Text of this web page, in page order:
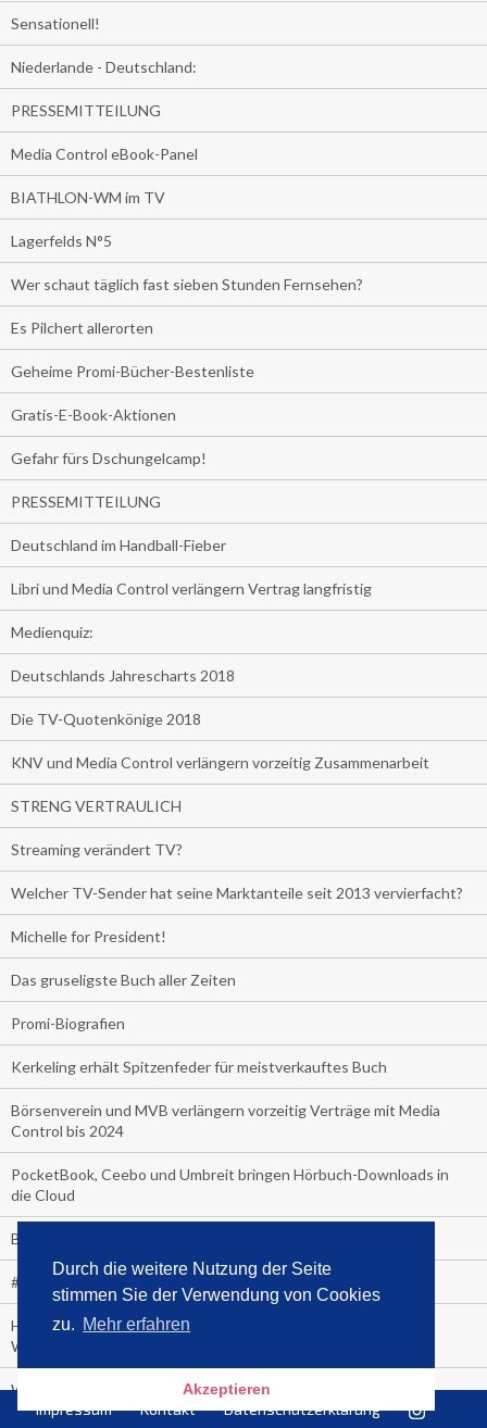
Durch die weitere Nutzung der Seite
stimmen Sie der Verwendung von Cookies
zu. Mehr erfahren
Akzeptieren
Sensationell!
Niederlande - Deutschland:
PRESSEMITTEILUNG
Media Control eBook-Panel
BIATHLON-WM im TV
Lagerfelds N°5
Wer schaut täglich fast sieben Stunden Fernsehen?
Es Pilchert allerorten
Geheime Promi-Bücher-Bestenliste
Gratis-E-Book-Aktionen
Gefahr fürs Dschungelcamp!
PRESSEMITTEILUNG
Deutschland im Handball-Fieber
Libri und Media Control verlängern Vertrag langfristig
Medienquiz:
Deutschlands Jahrescharts 2018
Die TV-Quotenkönige 2018
KNV und Media Control verlängern vorzeitig Zusammenarbeit
STRENG VERTRAULICH
Streaming verändert TV?
Welcher TV-Sender hat seine Marktanteile seit 2013 vervierfacht?
Michelle for President!
Das gruseligste Buch aller Zeiten
Promi-Biografien
Kerkeling erhält Spitzenfeder für meistverkauftes Buch
Börsenverein und MVB verlängern vorzeitig Verträge mit Media
Control bis 2024
PocketBook, Ceebo und Umbreit bringen Hörbuch-Downloads in
die Cloud
Bella Bella
#1-Bestseller: "Das ist Alpha!" von Kollegah
Hammer! "Fear: Trump in the White House" (auf Englisch) von
Watergate-Urgestein
Wie alt sind die TV-Zuschauer
Impressum Kontakt Datenschutzerklärung